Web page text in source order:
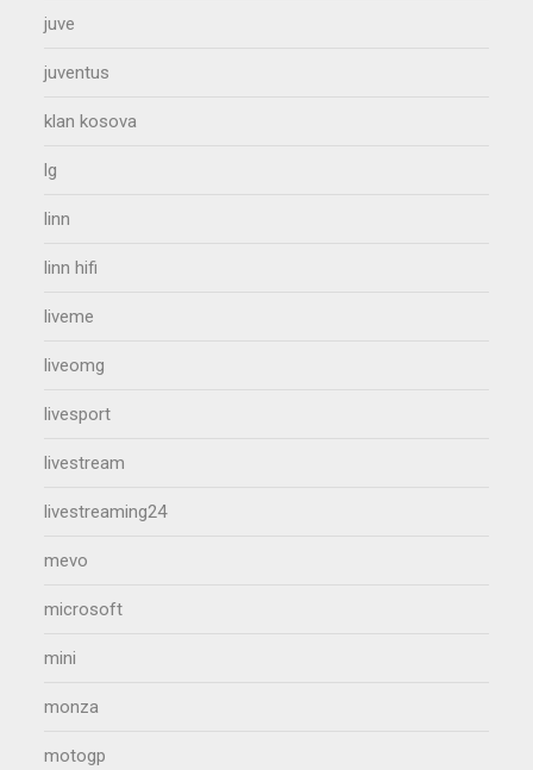
juve
juventus
klan kosova
lg
linn
linn hifi
liveme
liveomg
livesport
livestream
livestreaming24
mevo
microsoft
mini
monza
motogp